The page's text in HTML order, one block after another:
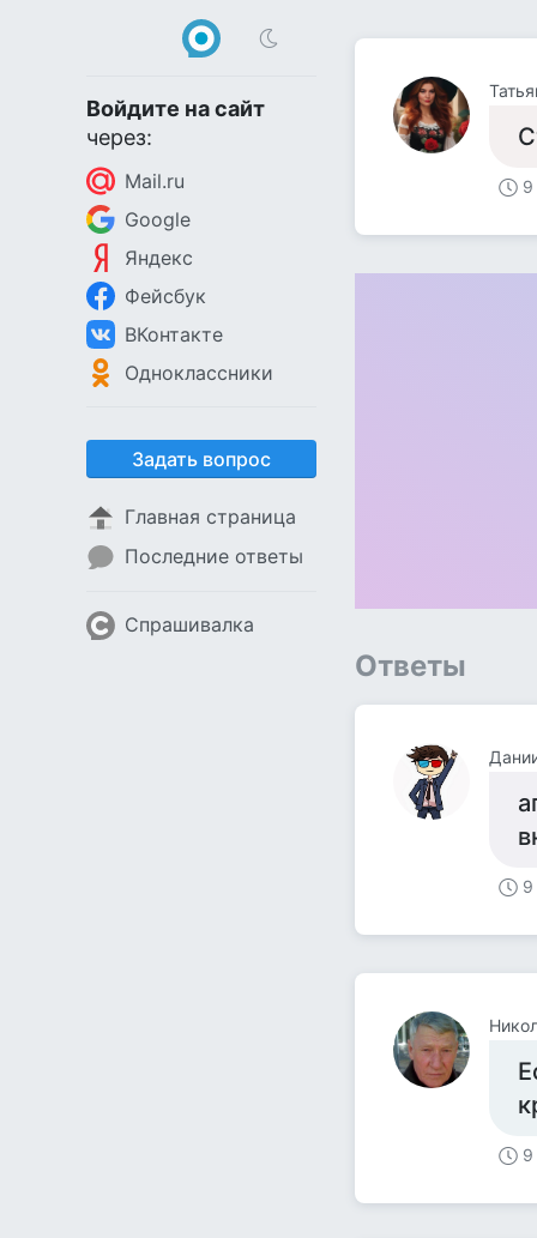
Войдите на сайт
через:
Mail.ru
Google
Яндекс
Фейсбук
ВКонтакте
Одноклассники
Задать вопрос
Главная страница
Последние ответы
Спрашивалка
9
Ответы
9
9